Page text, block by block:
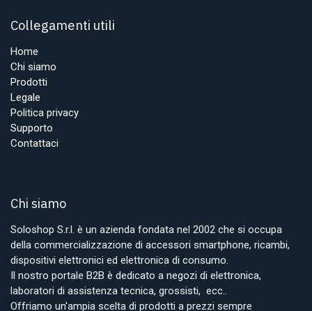
Collegamenti utili
Home
Chi siamo
Prodotti
Legale
Politica privacy
Supporto
Contattaci
Chi siamo
Soloshop S.r.l. è un azienda fondata nel 2002 che si occupa
della commercializzazione di accessori smartphone, ricambi,
dispositivi elettronici ed elettronica di consumo.
Il nostro portale B2B è dedicato a negozi di elettronica,
laboratori di assistenza tecnica, grossisti, ecc..
Offriamo un'ampia scelta di prodotti a prezzi sempre